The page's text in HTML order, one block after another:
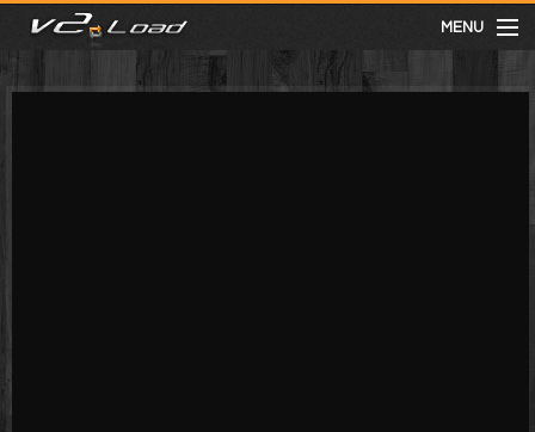
MENU
meist gesehen